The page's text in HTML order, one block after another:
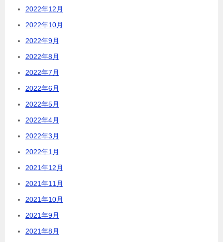
2022年12月
2022年10月
2022年9月
2022年8月
2022年7月
2022年6月
2022年5月
2022年4月
2022年3月
2022年1月
2021年12月
2021年11月
2021年10月
2021年9月
2021年8月